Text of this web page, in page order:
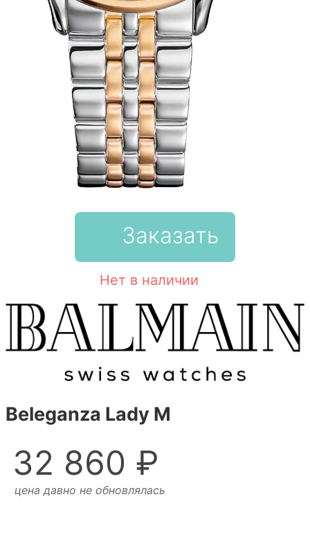
Заказать
Нет в наличии
Beleganza Lady M
32 860 ₽
цена давно не обновлялась